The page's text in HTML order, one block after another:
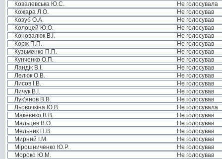
Ковалевська Ю.С.
Не голосувала
Кожара Л.О.
Не голосував
Козуб О.А.
Не голосував
Колоцей Ю.О.
Не голосував
Коновалюк В.І.
Не голосував
Корж П.П.
Не голосував
Кузьменко П.П.
Не голосував
Кунченко О.П.
Не голосував
Ландік В.І.
Не голосував
Лелюк О.В.
Не голосував
Лисов І.В.
Не голосував
Личук В.І.
Не голосував
Лук’янов В.В.
Не голосував
Льовочкіна Ю.В.
Не голосувала
Макеєнко В.В.
Не голосував
Мальцев В.О.
Не голосував
Мельник П.В.
Не голосував
Мирний І.М.
Не голосував
Мірошниченко Ю.Р.
Не голосував
Мороко Ю.М.
Не голосував